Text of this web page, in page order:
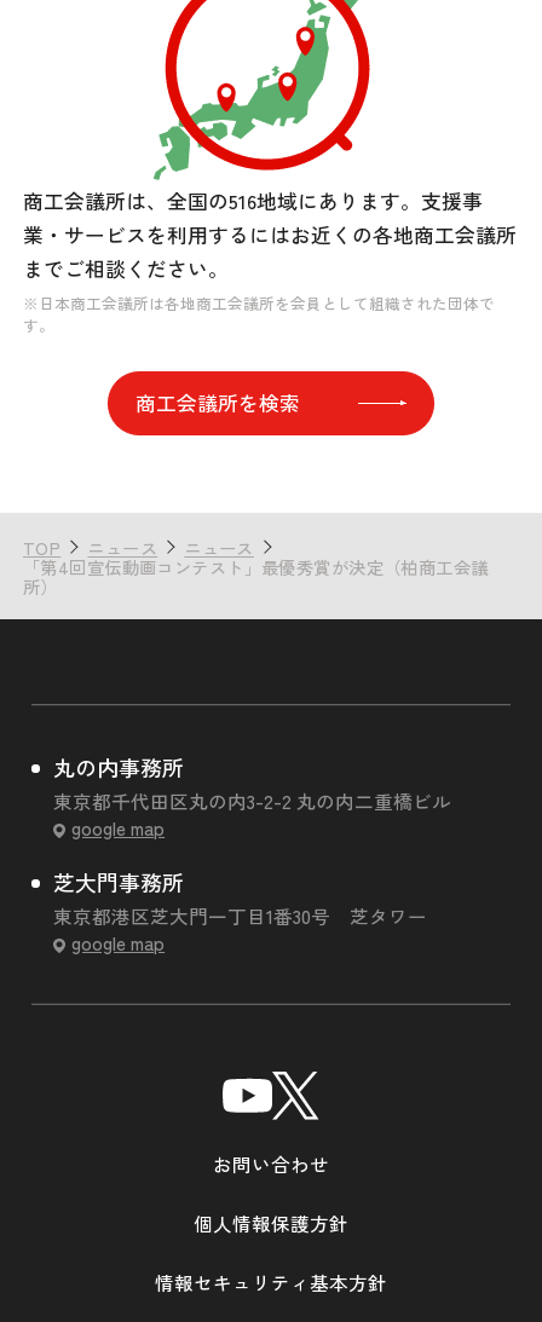
商工会議所は、全国の516地域にあります。 支援事
業・サービスを利用するにはお近くの各地商工会議所
までご相談ください。
※日本商工会議所は各地商工会議所を会員として組織された団体で
す。
商工会議所を検索
TOP ニュース ニュース
「第4回宣伝動画コンテスト」最優秀賞が決定（柏商工会議
所）
丸の内事務所
東京都千代田区丸の内3-2-2 丸の内二重橋ビル
google map
芝大門事務所
東京都港区芝大門一丁目1番30号 芝タワー
google map
お問い合わせ
個人情報保護方針
情報セキュリティ基本方針